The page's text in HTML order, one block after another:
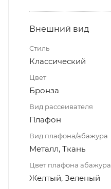
Внешний вид
Стиль
Классический
Цвет
Бронза
Вид рассеивателя
Плафон
Вид плафона/абажура
Металл, Ткань
Цвет плафона абажура
Желтый, Зеленый